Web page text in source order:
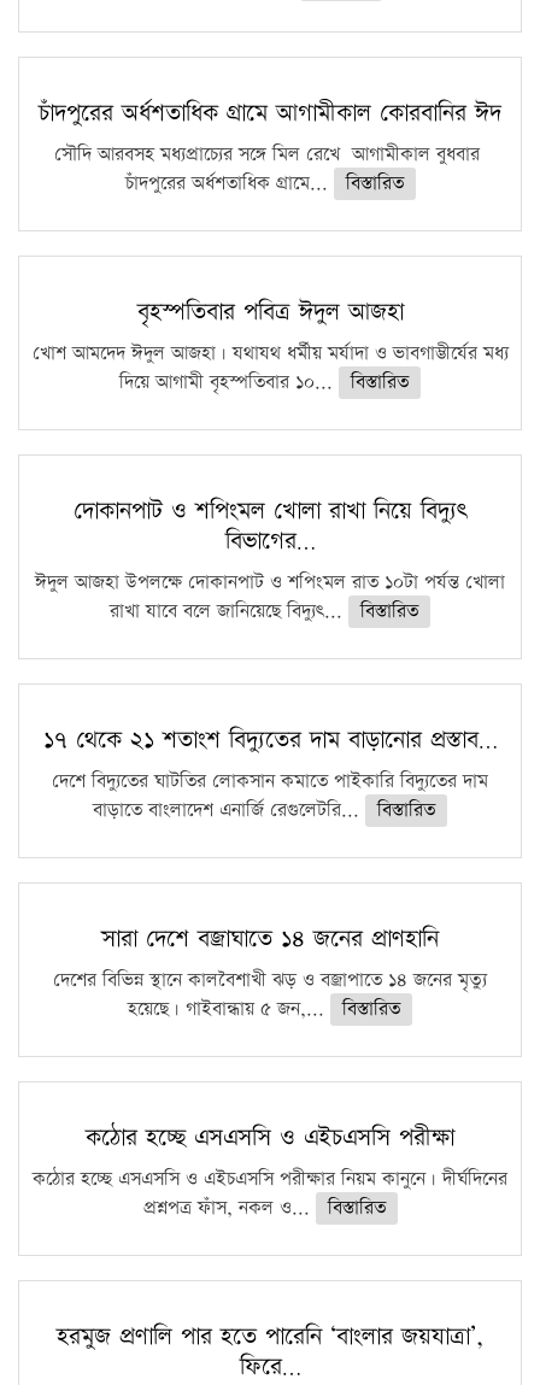
চাঁদপুরের অর্ধশতাধিক গ্রামে আগামীকাল কোরবানির ঈদ
সৌদি আরবসহ মধ্যপ্রাচ্যের সঙ্গে মিল রেখে আগামীকাল বুধবার
চাঁদপুরের অর্ধশতাধিক গ্রামে...
বিস্তারিত
বৃহস্পতিবার পবিত্র ঈদুল আজহা
খোশ আমদেদ ঈদুল আজহা। যথাযথ ধর্মীয় মর্যাদা ও ভাবগাম্ভীর্যের মধ্য
দিয়ে আগামী বৃহস্পতিবার ১০...
বিস্তারিত
দোকানপাট ও শপিংমল খোলা রাখা নিয়ে বিদ্যুৎ
বিভাগের…
ঈদুল আজহা উপলক্ষে দোকানপাট ও শপিংমল রাত ১০টা পর্যন্ত খোলা
রাখা যাবে বলে জানিয়েছে বিদ্যুৎ...
বিস্তারিত
১৭ থেকে ২১ শতাংশ বিদ্যুতের দাম বাড়ানোর প্রস্তাব…
দেশে বিদ্যুতের ঘাটতির লোকসান কমাতে পাইকারি বিদ্যুতের দাম
বাড়াতে বাংলাদেশ এনার্জি রেগুলেটরি...
বিস্তারিত
সারা দেশে বজ্রাঘাতে ১৪ জনের প্রাণহানি
দেশের বিভিন্ন স্থানে কালবৈশাখী ঝড় ও বজ্রাপাতে ১৪ জনের মৃত্যু
হয়েছে। গাইবান্ধায় ৫ জন,...
বিস্তারিত
কঠোর হচ্ছে এসএসসি ও এইচএসসি পরীক্ষা
কঠোর হচ্ছে এসএসসি ও এইচএসসি পরীক্ষার নিয়ম কানুনে। দীর্ঘদিনের
প্রশ্নপত্র ফাঁস, নকল ও...
বিস্তারিত
হরমুজ প্রণালি পার হতে পারেনি ‘বাংলার জয়যাত্রা’,
ফিরে…